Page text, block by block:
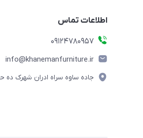
اطلاعات تماس
09124780957
info@khanemanfurniture.ir
جاده ساوه سراه ادران شهرک ده